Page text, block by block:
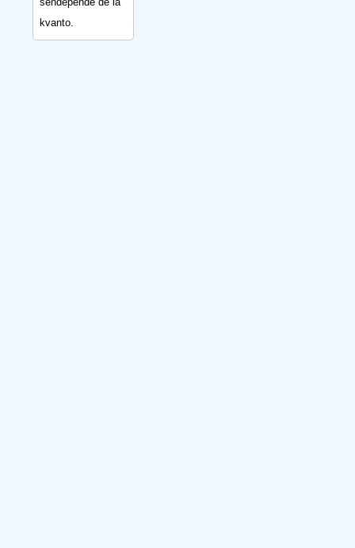
kvanto.